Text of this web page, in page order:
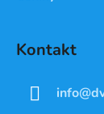
Kontakt
info@